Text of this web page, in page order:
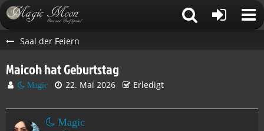
Saal der Feiern
Maicoh hat Geburtstag
Magic 22. Mai 2026 Erledigt
Magic